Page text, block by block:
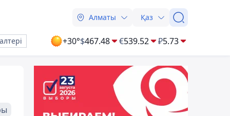
Алматы Қаз
+30°$467.48 €539.52 ₽5.73